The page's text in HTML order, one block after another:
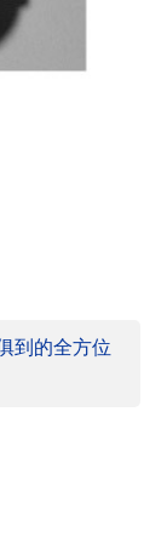
到的全方位